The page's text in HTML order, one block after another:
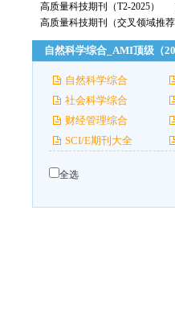
高质量科技期刊（T2-2025）
高质量科技期刊（交叉领域推荐-
自然科学综合_AMI顶级（
自然科学综合
社会科学综合
财经管理综合
SCI/E期刊大全
全选